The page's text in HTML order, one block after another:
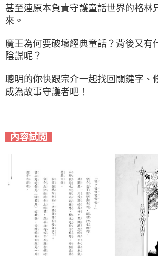
甚至連原本負責守護童話世界的格林
來。
魔王為何要破壞經典童話？背後又有
陰謀呢？
聰明的你快跟宗介一起找回關鍵字、
成為故事守護者吧！
內容試閱